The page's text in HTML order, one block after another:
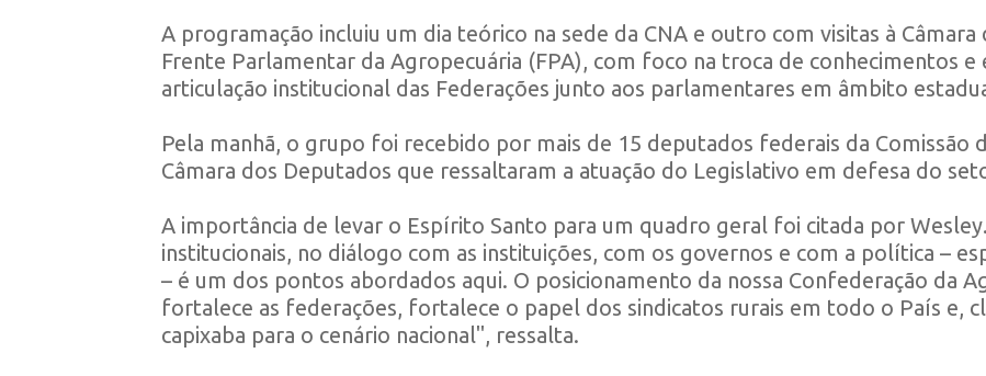
A programação incluiu um dia teórico na sede da CNA e outro com visitas à Câmara
Frente Parlamentar da Agropecuária (FPA), com foco na troca de conhecimentos
articulação institucional das Federações junto aos parlamentares em âmbito
Pela manhã, o grupo foi recebido por mais de 15 deputados federais da Comissão
Câmara dos Deputados que ressaltaram a atuação do Legislativo em defesa do
A importância de levar o Espírito Santo para um quadro geral foi citada por
institucionais, no diálogo com as instituições, com os governos e com a política –
– é um dos pontos abordados aqui. O posicionamento da nossa Confederação da
fortalece as federações, fortalece o papel dos sindicatos rurais em todo o País e,
capixaba para o cenário nacional", ressalta.